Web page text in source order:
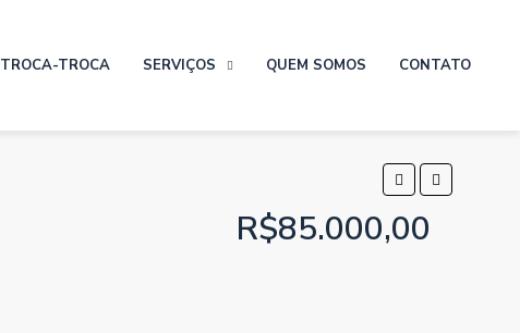
TROCA-TROCA SERVIÇOS QUEM SOMOS CONTATO
R$85.000,00